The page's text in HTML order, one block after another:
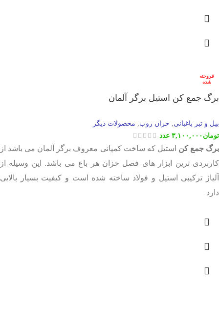
فروخته
شده
برگ جمع کن استیل برگر آلمان
بیل و تبر باغبانی خزان روب محصولات دیگر
تومان ۳,۱۰۰,۰۰۰ عدد
برگ جمع کن استیل که ساخت کمپانی معروف برگر آلمان می باشد از
کاربردی ترین ابزار های فصل خزان هر باغ می باشد. این وسیله از
آلیاژ ترکیبی استیل و فولاد ساخته شده است و کیفیت بسیار بالایی
دارد